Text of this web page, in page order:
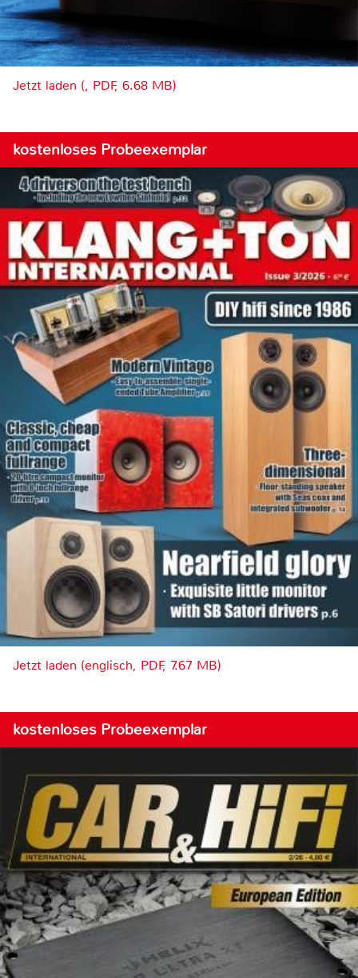
Jetzt laden (, PDF, 6.68 MB)
kostenloses Probeexemplar
Jetzt laden (englisch, PDF, 7.67 MB)
kostenloses Probeexemplar